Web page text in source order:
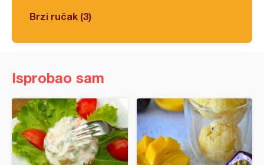
Brzi ručak (3)
Isprobao sam